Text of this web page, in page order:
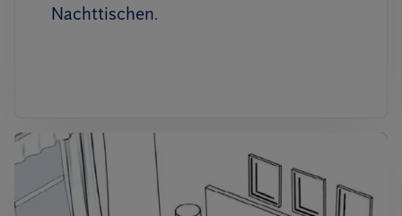
Nachttischen.